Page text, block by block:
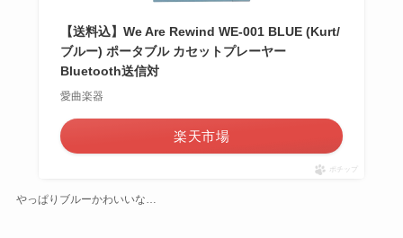
【送料込】We Are Rewind WE-001 BLUE (Kurt/
ブルー) ポータブル カセットプレーヤー
Bluetooth送信対
愛曲楽器
楽天市場
ポチップ
やっぱりブルーかわいいな…